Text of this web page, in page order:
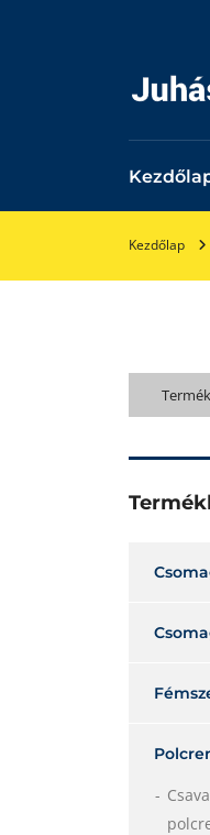
Kezdőlap
Keresés
a